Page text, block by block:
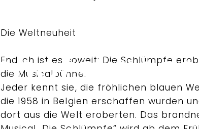
Die Weltneuheit
Endlich ist es soweit: Die Schlümpfe
die Musicalbühne.
Jeder kennt sie, die fröhlichen blauen
die 1958 in Belgien erschaffen wurden
dort aus die Welt eroberten. Das